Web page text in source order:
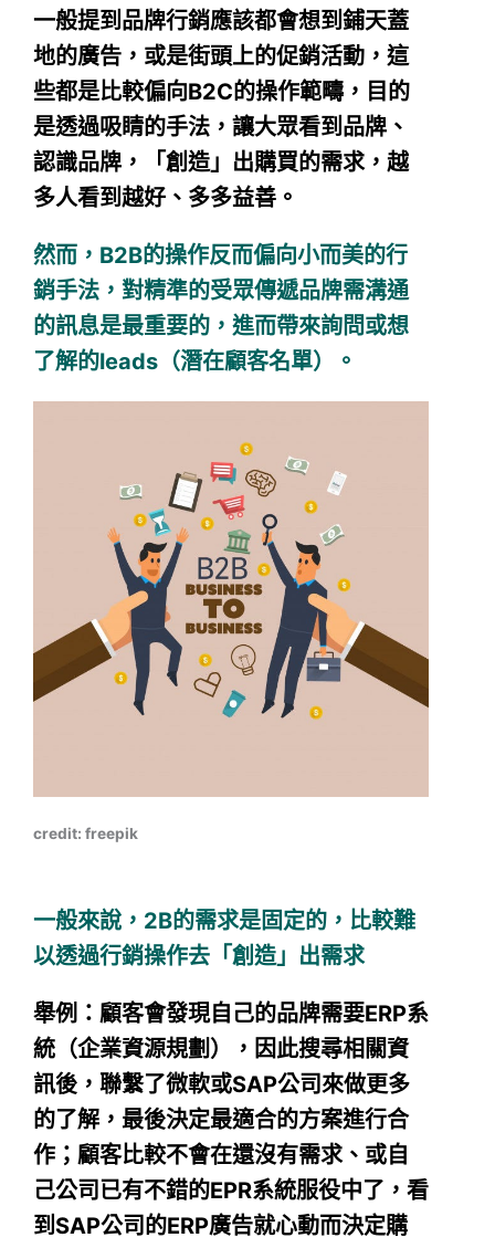
一般提到品牌行銷應該都會想到鋪天蓋
地的廣告，或是街頭上的促銷活動，這
些都是比較偏向B2C的操作範疇，目的
是透過吸睛的手法，讓大眾看到品牌、
認識品牌，「創造」出購買的需求，越
多人看到越好、多多益善。
然而，B2B的操作反而偏向小而美的行
銷手法，對精準的受眾傳遞品牌需溝通
的訊息是最重要的，進而帶來詢問或想
了解的leads（潛在顧客名單）。
credit: freepik
一般來說，2B的需求是固定的，比較難
以透過行銷操作去「創造」出需求
舉例：顧客會發現自己的品牌需要ERP系
統（企業資源規劃），因此搜尋相關資
訊後，聯繫了微軟或SAP公司來做更多
的了解，最後決定最適合的方案進行合
作；顧客比較不會在還沒有需求、或自
己公司已有不錯的EPR系統服役中了，看
到SAP公司的ERP廣告就心動而決定購